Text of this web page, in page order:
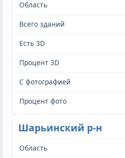
Шарьинский р-н